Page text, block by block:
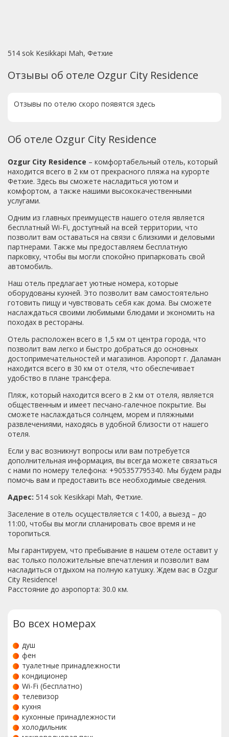
514 sok Kesikkapi Mah, Фетхие
Отзывы об отеле Ozgur City Residence
Отзывы по отелю скоро появятся здесь
Об отеле Ozgur City Residence
Ozgur City Residence – комфортабельный отель, который
находится всего в 2 км от прекрасного пляжа на курорте
Фетхие. Здесь вы сможете насладиться уютом и
комфортом, а также нашими высококачественными
услугами.
Одним из главных преимуществ нашего отеля является
бесплатный Wi-Fi, доступный на всей территории, что
позволит вам оставаться на связи с близкими и деловыми
партнерами. Также мы предоставляем бесплатную
парковку, чтобы вы могли спокойно припарковать свой
автомобиль.
Наш отель предлагает уютные номера, которые
оборудованы кухней. Это позволит вам самостоятельно
готовить пищу и чувствовать себя как дома. Вы сможете
наслаждаться своими любимыми блюдами и экономить на
походах в рестораны.
Отель расположен всего в 1,5 км от центра города, что
позволит вам легко и быстро добраться до основных
достопримечательностей и магазинов. Аэропорт г. Даламан
находится всего в 30 км от отеля, что обеспечивает
удобство в плане трансфера.
Пляж, который находится всего в 2 км от отеля, является
общественным и имеет песчано-галечное покрытие. Вы
сможете наслаждаться солнцем, морем и пляжными
развлечениями, находясь в удобной близости от нашего
отеля.
Если у вас возникнут вопросы или вам потребуется
дополнительная информация, вы всегда можете связаться
с нами по номеру телефона: +905357795340. Мы будем рады
помочь вам и предоставить все необходимые сведения.
Адрес: 514 sok Kesikkapi Mah, Фетхие.
Заселение в отель осуществляется с 14:00, а выезд – до
11:00, чтобы вы могли спланировать свое время и не
торопиться.
Мы гарантируем, что пребывание в нашем отеле оставит у
вас только положительные впечатления и позволит вам
насладиться отдыхом на полную катушку. Ждем вас в Ozgur
City Residence!
Расстояние до аэропорта: 30.0 км.
Во всех номерах
душ
фен
туалетные принадлежности
кондиционер
Wi-Fi (бесплатно)
телевизор
кухня
кухонные принадлежности
холодильник